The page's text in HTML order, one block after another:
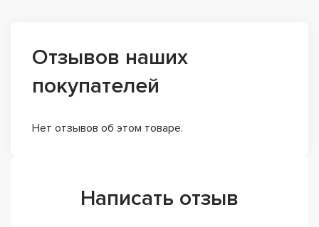
Отзывов наших
покупателей
Нет отзывов об этом товаре.
Написать отзыв